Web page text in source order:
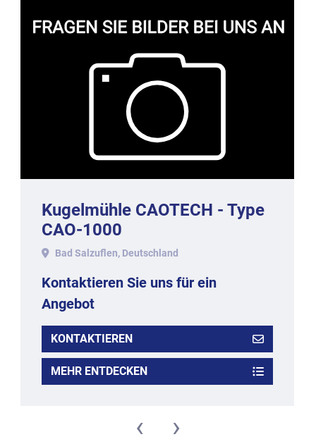
Kugelmühle CAOTECH - Type
CAO-1000
Bad Salzuflen, Deutschland
Kontaktieren Sie uns für ein
Angebot
KONTAKTIEREN
MEHR ENTDECKEN
‹ ›